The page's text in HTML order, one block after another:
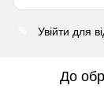
Увійти для
До